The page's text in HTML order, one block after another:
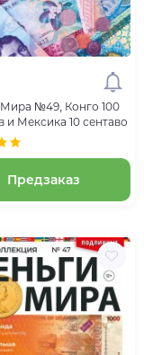
№49, Конго 100
и Мексика 10 сентаво
Предзаказ